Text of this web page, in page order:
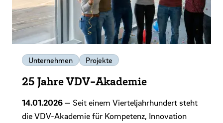
Unternehmen Projekte
25 Jahre VDV-Akademie
14.01.2026— Seit einem Vierteljahrhundert steht
die VDV-Akademie für Kompetenz, Innovation